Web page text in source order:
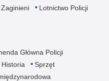
Zaginieni
Lotnictwo Policji
Główna Policji
Historia
Sprzęt